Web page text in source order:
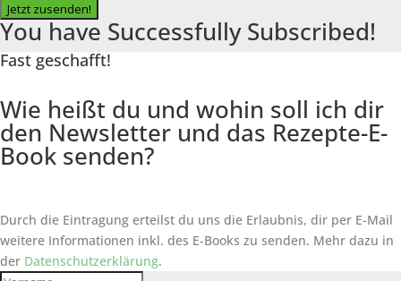
Jetzt zusenden!
You have Successfully Subscribed!
Fast geschafft!
Wie heißt du und wohin soll ich dir
den Newsletter und das Rezepte-E-
Book senden?
Durch die Eintragung erteilst du uns die Erlaubnis, dir per E-Mail
weitere Informationen inkl. des E-Books zu senden. Mehr dazu in
der Datenschutzerklärung.